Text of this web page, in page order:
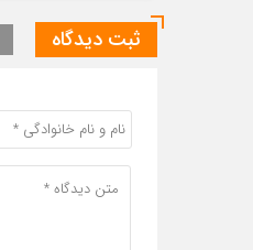
ثبت دیدگاه